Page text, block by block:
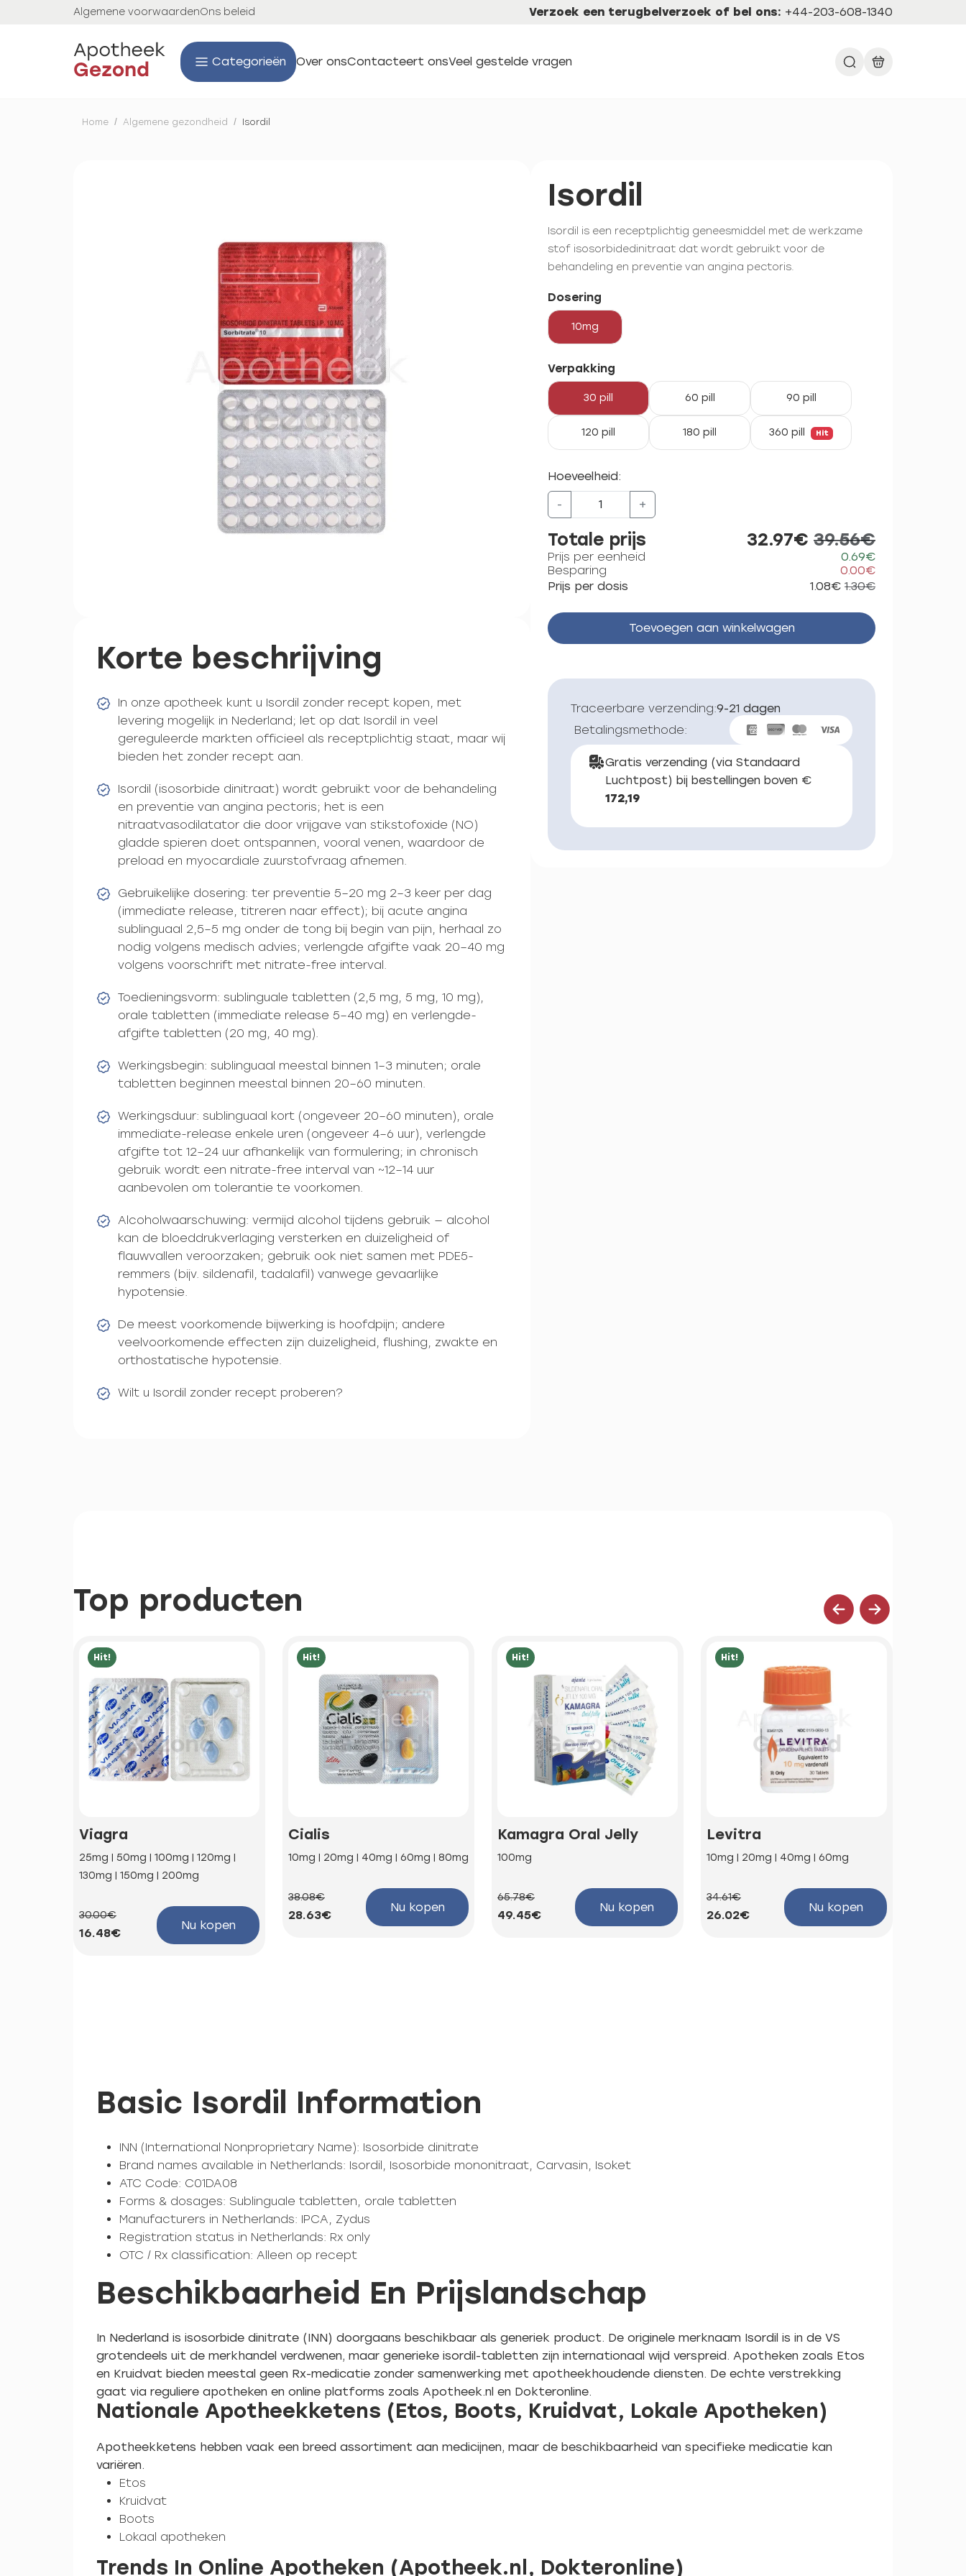
Algemene voorwaardenOns beleid Verzoek een terugbelverzoek of bel ons: +44-203-608-1340
Categorieën Over onsContacteert onsVeel gestelde vragen
Home / Algemene gezondheid / Isordil
Korte beschrijving
In onze apotheek kunt u Isordil zonder recept kopen, met
levering mogelijk in Nederland; let op dat Isordil in veel
gereguleerde markten officieel als receptplichtig staat, maar wij
bieden het zonder recept aan.
Isordil (isosorbide dinitraat) wordt gebruikt voor de behandeling
en preventie van angina pectoris; het is een
nitraatvasodilatator die door vrijgave van stikstofoxide (NO)
gladde spieren doet ontspannen, vooral venen, waardoor de
preload en myocardiale zuurstofvraag afnemen.
Gebruikelijke dosering: ter preventie 5–20 mg 2–3 keer per dag
(immediate release, titreren naar effect); bij acute angina
sublinguaal 2,5–5 mg onder de tong bij begin van pijn, herhaal zo
nodig volgens medisch advies; verlengde afgifte vaak 20–40 mg
volgens voorschrift met nitrate-free interval.
Toedieningsvorm: sublinguale tabletten (2,5 mg, 5 mg, 10 mg),
orale tabletten (immediate release 5–40 mg) en verlengde-
afgifte tabletten (20 mg, 40 mg).
Werkingsbegin: sublinguaal meestal binnen 1–3 minuten; orale
tabletten beginnen meestal binnen 20–60 minuten.
Werkingsduur: sublinguaal kort (ongeveer 20–60 minuten), orale
immediate-release enkele uren (ongeveer 4–6 uur), verlengde
afgifte tot 12–24 uur afhankelijk van formulering; in chronisch
gebruik wordt een nitrate-free interval van ~12–14 uur
aanbevolen om tolerantie te voorkomen.
Alcoholwaarschuwing: vermijd alcohol tijdens gebruik — alcohol
kan de bloeddrukverlaging versterken en duizeligheid of
flauwvallen veroorzaken; gebruik ook niet samen met PDE5-
remmers (bijv. sildenafil, tadalafil) vanwege gevaarlijke
hypotensie.
De meest voorkomende bijwerking is hoofdpijn; andere
veelvoorkomende effecten zijn duizeligheid, flushing, zwakte en
orthostatische hypotensie.
Wilt u Isordil zonder recept proberen?
Isordil
Isordil is een receptplichtig geneesmiddel met de werkzame
stof isosorbidedinitraat dat wordt gebruikt voor de
behandeling en preventie van angina pectoris.
Dosering
10mg
Verpakking
30 pill 60 pill 90 pill
120 pill 180 pill 360 pill Hit
Hoeveelheid:
- +
Totale prijs 32.97€ 39.56€
Prijs per eenheid
0.69€
Besparing
0.00€
Prijs per dosis
1.08€ 1.30€
Toevoegen aan winkelwagen
Traceerbare verzending:9-21 dagen
Betalingsmethode:
Gratis verzending (via Standaard
Luchtpost) bij bestellingen boven €
172,19
Top producten
Hit!
Viagra
25mg | 50mg | 100mg | 120mg |
130mg | 150mg | 200mg
30.00€
16.48€
Nu kopen
Hit!
Cialis
10mg | 20mg | 40mg | 60mg | 80mg
38.08€
28.63€
Nu kopen
Hit!
Kamagra Oral Jelly
100mg
65.78€
49.45€
Nu kopen
Hit!
Levitra
10mg | 20mg | 40mg | 60mg
34.61€
26.02€
Nu kopen
Basic Isordil Information
INN (International Nonproprietary Name): Isosorbide dinitrate
Brand names available in Netherlands: Isordil, Isosorbide mononitraat, Carvasin, Isoket
ATC Code: C01DA08
Forms & dosages: Sublinguale tabletten, orale tabletten
Manufacturers in Netherlands: IPCA, Zydus
Registration status in Netherlands: Rx only
OTC / Rx classification: Alleen op recept
Beschikbaarheid En Prijslandschap
In Nederland is isosorbide dinitrate (INN) doorgaans beschikbaar als generiek product. De originele merknaam Isordil is in de VS
grotendeels uit de merkhandel verdwenen, maar generieke isordil-tabletten zijn internationaal wijd verspreid. Apotheken zoals Etos
en Kruidvat bieden meestal geen Rx-medicatie zonder samenwerking met apotheekhoudende diensten. De echte verstrekking
gaat via reguliere apotheken en online platforms zoals Apotheek.nl en Dokteronline.
Nationale Apotheekketens (Etos, Boots, Kruidvat, Lokale Apotheken)
Apotheekketens hebben vaak een breed assortiment aan medicijnen, maar de beschikbaarheid van specifieke medicatie kan
variëren.
Etos
Kruidvat
Boots
Lokaal apotheken
Trends In Online Apotheken (Apotheek.nl, Dokteronline)